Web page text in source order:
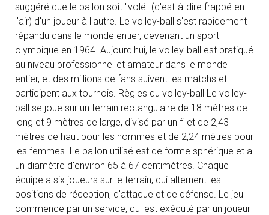
suggéré que le ballon soit "volé" (c'est-à-dire frappé en
l'air) d'un joueur à l'autre. Le volley-ball s'est rapidement
répandu dans le monde entier, devenant un sport
olympique en 1964. Aujourd'hui, le volley-ball est pratiqué
au niveau professionnel et amateur dans le monde
entier, et des millions de fans suivent les matchs et
participent aux tournois. Règles du volley-ball Le volley-
ball se joue sur un terrain rectangulaire de 18 mètres de
long et 9 mètres de large, divisé par un filet de 2,43
mètres de haut pour les hommes et de 2,24 mètres pour
les femmes. Le ballon utilisé est de forme sphérique et a
un diamètre d'environ 65 à 67 centimètres. Chaque
équipe a six joueurs sur le terrain, qui alternent les
positions de réception, d'attaque et de défense. Le jeu
commence par un service, qui est exécuté par un joueur